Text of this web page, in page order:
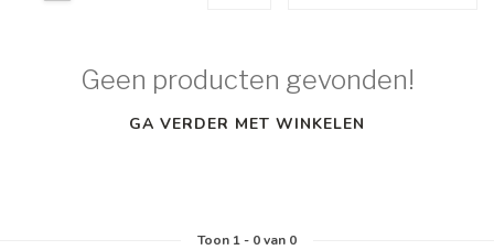
Geen producten gevonden!
GA VERDER MET WINKELEN
Toon 1- 0van 0